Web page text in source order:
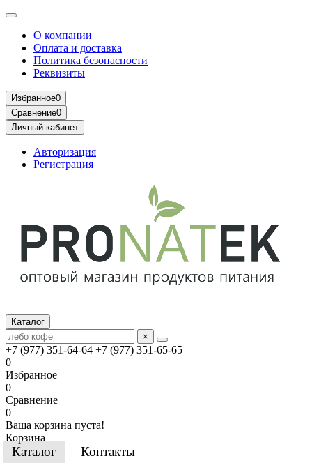
О компании
Оплата и доставка
Политика безопасности
Реквизиты
Избранное0
Сравнение0
Личный кабинет
Авторизация
Регистрация
Каталог
×
+7 (977) 351-64-64 +7 (977) 351-65-65
0
Избранное
0
Сравнение
0
Ваша корзина пуста!
Корзина
Каталог Контакты